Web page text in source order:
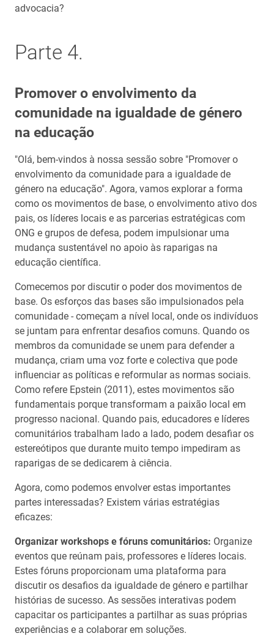
advocacia?
Parte 4.
Promover o envolvimento da
comunidade na igualdade de género
na educação
"Olá, bem-vindos à nossa sessão sobre "Promover o
envolvimento da comunidade para a igualdade de
género na educação". Agora, vamos explorar a forma
como os movimentos de base, o envolvimento ativo dos
pais, os líderes locais e as parcerias estratégicas com
ONG e grupos de defesa, podem impulsionar uma
mudança sustentável no apoio às raparigas na
educação científica.
Comecemos por discutir o poder dos movimentos de
base. Os esforços das bases são impulsionados pela
comunidade - começam a nível local, onde os indivíduos
se juntam para enfrentar desafios comuns. Quando os
membros da comunidade se unem para defender a
mudança, criam uma voz forte e colectiva que pode
influenciar as políticas e reformular as normas sociais.
Como refere Epstein (2011), estes movimentos são
fundamentais porque transformam a paixão local em
progresso nacional. Quando pais, educadores e líderes
comunitários trabalham lado a lado, podem desafiar os
estereótipos que durante muito tempo impediram as
raparigas de se dedicarem à ciência.
Agora, como podemos envolver estas importantes
partes interessadas? Existem várias estratégias
eficazes:
Organizar workshops e fóruns comunitários: Organize
eventos que reúnam pais, professores e líderes locais.
Estes fóruns proporcionam uma plataforma para
discutir os desafios da igualdade de género e partilhar
histórias de sucesso. As sessões interativas podem
capacitar os participantes a partilhar as suas próprias
experiências e a colaborar em soluções.